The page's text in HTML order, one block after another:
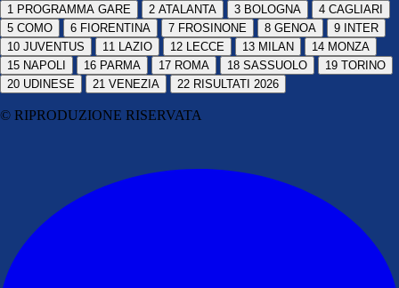
1 PROGRAMMA GARE 2 ATALANTA 3 BOLOGNA 4 CAGLIARI
5 COMO 6 FIORENTINA 7 FROSINONE 8 GENOA 9 INTER
10 JUVENTUS 11 LAZIO 12 LECCE 13 MILAN 14 MONZA
15 NAPOLI 16 PARMA 17 ROMA 18 SASSUOLO 19 TORINO
20 UDINESE 21 VENEZIA 22 RISULTATI 2026
© RIPRODUZIONE RISERVATA